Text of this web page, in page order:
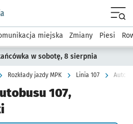
podserwis: Komunikacja
miejska Zmiany Piesi
w sobotę, 8 sierpnia
Rozkłady jazdy MPK Linia 107
107,